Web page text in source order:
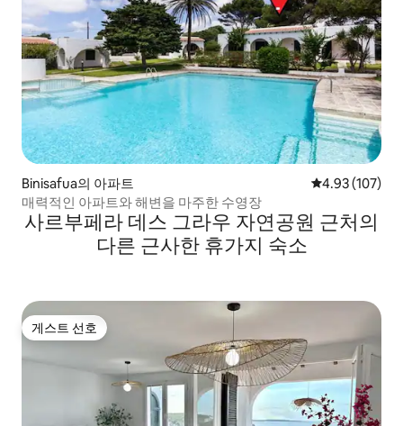
Binisafua의 아파트 평점 4.93점(5
4.93 (107)
매력적인 아파트와 해변을 마주한 수영장
사르부페라 데스 그라우 자연공원 근처의
다른 근사한 휴가지 숙소
게스트 선호
게스트 선호